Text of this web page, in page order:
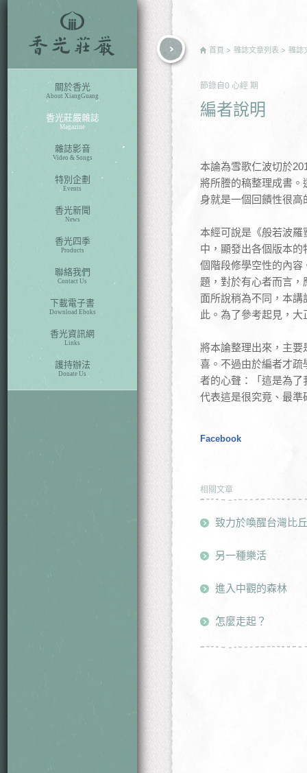
關於香光
About XiangGuang
香光莊嚴雜誌
Magazine
雜誌影音
Video & Songs
特別企劃
Events
香光新聞
News
香光四季
Products
聯絡我們
Contact Us
下載電子書
Download Eboks
香光資訊網
Links
護持辦法
Donate Us
首頁 雜誌文章列表 雜誌
節錄自 0 心經 期
編者說明
本論為雪歌仁波切於
將所謄的稿整理成書
身就是一個回饋性很高
本經可說是《般若波
中，顯發出各個版本
個階段修學空性的內
題，對於有心者而言
面所說稍為不同，本
此。為了參考起見，
將本論整理出來，主
喜。不過由於編者才
者的心聲：「這是為
代表這是很究竟、最
Facebook
相關文章
致力於喚醒台灣比
另一種樂活
進入中觀的森林
怎麼走起？